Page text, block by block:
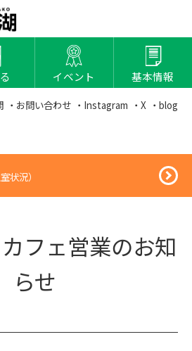
イベント 基本情報
・お問い合わせ ・Instagram ・X ・blog
室状況）
フェ営業のお知
らせ